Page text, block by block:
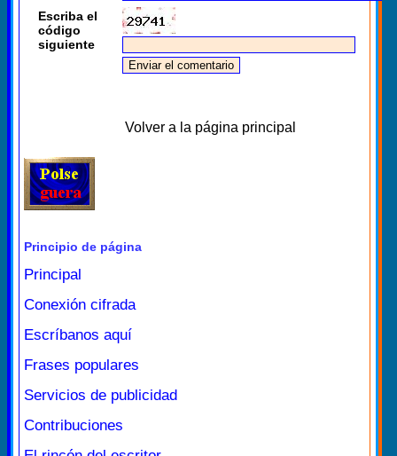
Escriba el
código
siguiente
Volver a la página principal
Principio de página
Principal
Conexión cifrada
Escríbanos aquí
Frases populares
Servicios de publicidad
Contribuciones